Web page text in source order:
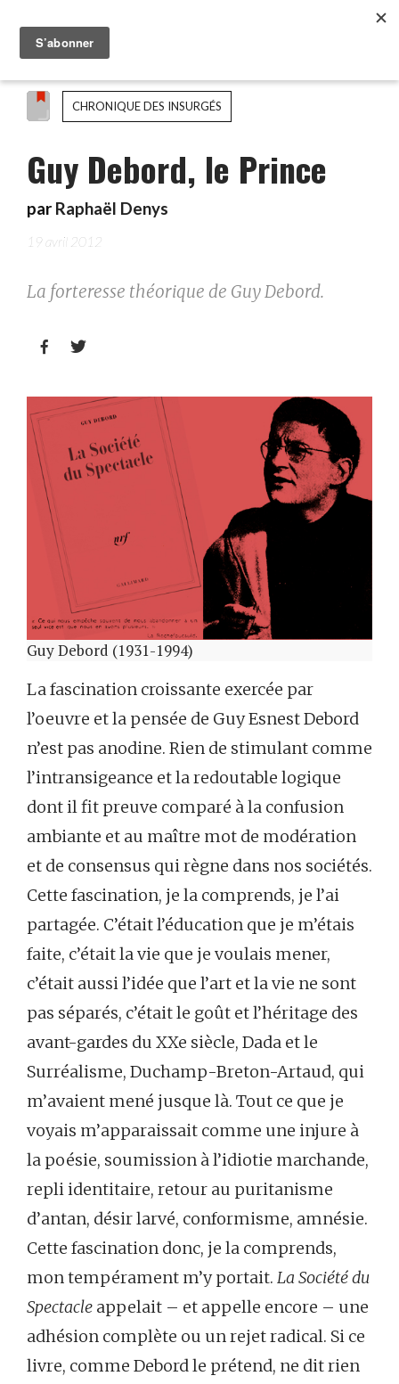
CHRONIQUE DES INSURGÉS
Guy Debord, le Prince
par Raphaël Denys
19 avril 2012
La forteresse théorique de Guy Debord.
 
Guy Debord (1931-1994)
La fascination croissante exercée par
l’oeuvre et la pensée de Guy Esnest Debord
n’est pas anodine. Rien de stimulant comme
l’intransigeance et la redoutable logique
dont il fit preuve comparé à la confusion
ambiante et au maître mot de modération
et de consensus qui règne dans nos sociétés.
Cette fascination, je la comprends, je l’ai
partagée. C’était l’éducation que je m’étais
faite, c’était la vie que je voulais mener,
c’était aussi l’idée que l’art et la vie ne sont
pas séparés, c’était le goût et l’héritage des
avant-gardes du XXe siècle, Dada et le
Surréalisme, Duchamp-Breton-Artaud, qui
m’avaient mené jusque là. Tout ce que je
voyais m’apparaissait comme une injure à
la poésie, soumission à l’idiotie marchande,
repli identitaire, retour au puritanisme
d’antan, désir larvé, conformisme, amnésie.
Cette fascination donc, je la comprends,
mon tempérament m’y portait. La Société du
Spectacle appelait – et appelle encore – une
adhésion complète ou un rejet radical. Si ce
livre, comme Debord le prétend, ne dit rien